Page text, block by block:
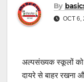
By
OCT 6,
अल्पसंख्यक स्कूलों को
दायरे से बाहर रखना